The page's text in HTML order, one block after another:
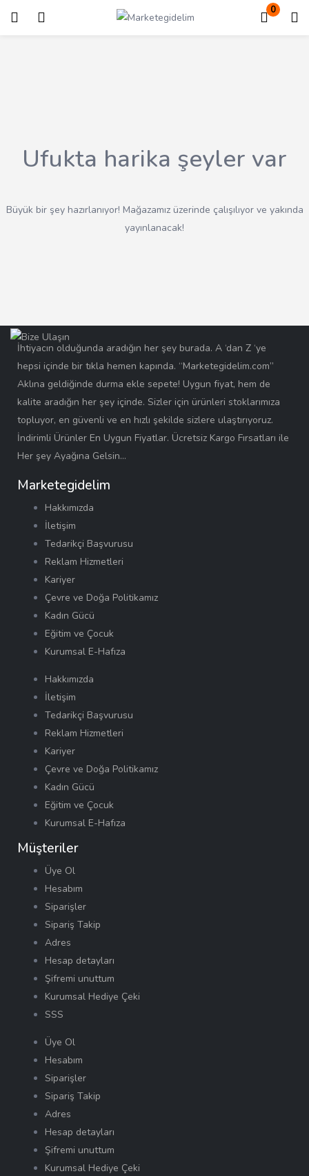
0
Giriş Kayıt ol
Ufukta harika şeyler var
Büyük bir şey hazırlanıyor! Mağazamız üzerinde çalışılıyor ve yakında
yayınlanacak!
İhtiyacın olduğunda aradığın her şey burada. A ‘dan Z ‘ye
hepsi içinde bir tıkla hemen kapında. “Marketegidelim.com”
Aklına geldiğinde durma ekle sepete! Uygun fiyat, hem de
kalite aradığın her şey içinde. Sizler için ürünleri stoklarımıza
topluyor, en güvenli ve en hızlı şekilde sizlere ulaştırıyoruz.
İndirimli Ürünler En Uygun Fiyatlar. Ücretsiz Kargo Fırsatları ile
Her şey Ayağına Gelsin…
Marketegidelim
Hakkımızda
İletişim
Tedarikçi Başvurusu
Reklam Hizmetleri
Kariyer
Çevre ve Doğa Politikamız
Kadın Gücü
Eğitim ve Çocuk
Kurumsal E-Hafıza
Hakkımızda
İletişim
Tedarikçi Başvurusu
Reklam Hizmetleri
Kariyer
Çevre ve Doğa Politikamız
Kadın Gücü
Eğitim ve Çocuk
Kurumsal E-Hafıza
Müşteriler
Üye Ol
Hesabım
Siparişler
Sipariş Takip
Adres
Hesap detayları
Şifremi unuttum
Kurumsal Hediye Çeki
SSS
Üye Ol
Hesabım
Siparişler
Sipariş Takip
Adres
Hesap detayları
Şifremi unuttum
Kurumsal Hediye Çeki